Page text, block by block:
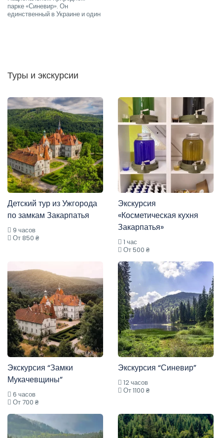
парке «Синевир». Он
единственный в Украине и один
Туры и экскурсии
Детский тур из Ужгорода
по замкам Закарпатья
9 часов
От 850 ₴
Экскурсия
«Косметическая кухня
Закарпатья»
1 час
От 500 ₴
Экскурсия “Замки
Мукачевщины”
6 часов
От 700 ₴
Экскурсия “Синевир”
12 часов
От 1100 ₴